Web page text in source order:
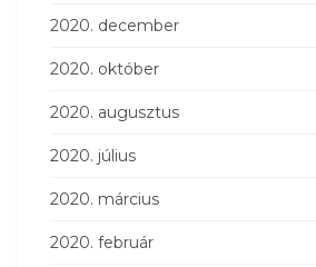
2020. december
2020. október
2020. augusztus
2020. július
2020. március
2020. február